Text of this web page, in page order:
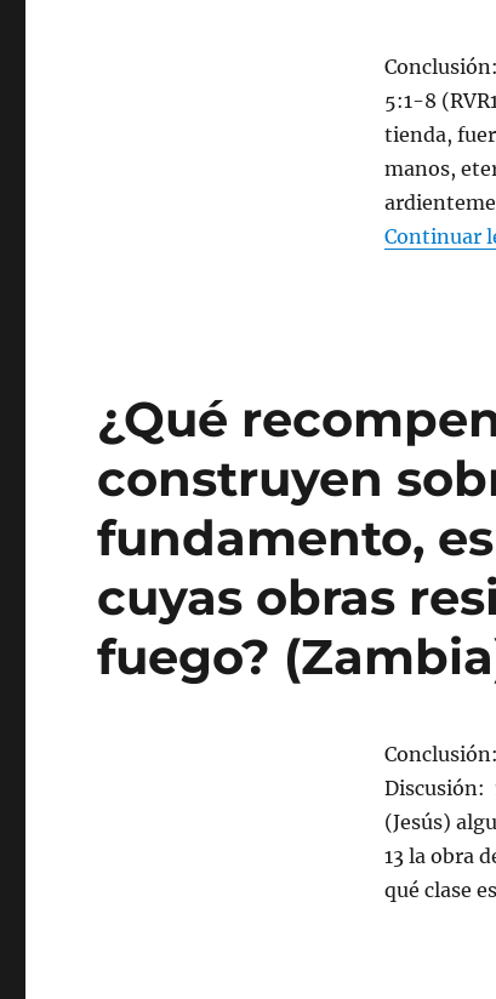
5:1-8
tienda,
manos,
Continuar
¿Qué
construyen
fundamento,
cuyas obras
fuego?
Discusión:
(Jesús)
13 la obra
qué clase